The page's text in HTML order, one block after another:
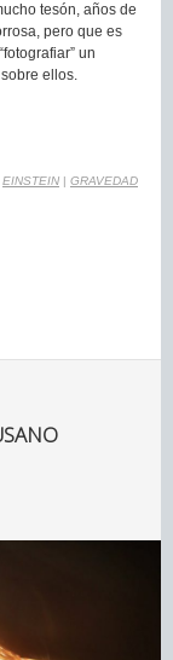
tesón, años de
pero que es
un
ellos.
EINSTEIN
GRAVEDAD